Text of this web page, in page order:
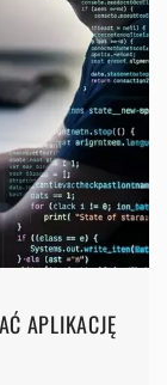
APLIKACJĘ